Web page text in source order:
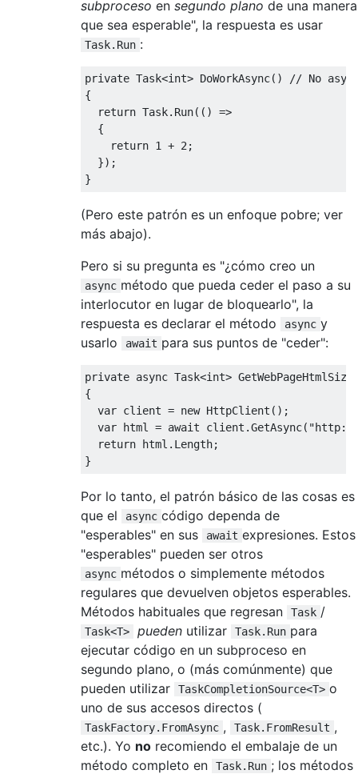
subproceso en segundo plano de una manera
que sea esperable", la respuesta es usar
Task.Run :
private Task<int> DoWorkAsync()
// No
{
return Task. Run(()
=>
{
return 1 + 2 ;
});
}
(Pero este patrón es un enfoque pobre; ver
más abajo).
Pero si su pregunta es "¿cómo creo un
async método que pueda ceder el paso a su
interlocutor en lugar de bloquearlo", la
respuesta es declarar el método
async y
usarlo
await para sus puntos de "ceder":
private async Task<int>
{
var client = new HttpClient ();
var html = await client .GetAsync( "http://
return html . Length;
}
Por lo tanto, el patrón básico de las cosas es
que el
async código dependa de
"esperables" en sus
await expresiones. Estos
"esperables" pueden ser otros
async métodos o simplemente métodos
regulares que devuelven objetos esperables.
Métodos habituales que regresan
Task /
Task<T> pueden utilizar Task.Run para
ejecutar código en un subproceso en
segundo plano, o (más comúnmente) que
pueden utilizar
TaskCompletionSource<T> o
uno de sus accesos directos (
TaskFactory.FromAsync , Task.FromResult ,
etc.). Yo no recomiendo el embalaje de un
método completo en
Task.Run ; los métodos